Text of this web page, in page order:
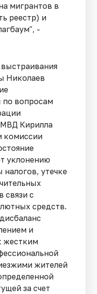
мигрантов в
реестр) и
-
Николаев
по вопросам
Кирилла
комиссии
уклонению
налогов, утечке
связи с
средств.
и
жестким
жителей
за счет